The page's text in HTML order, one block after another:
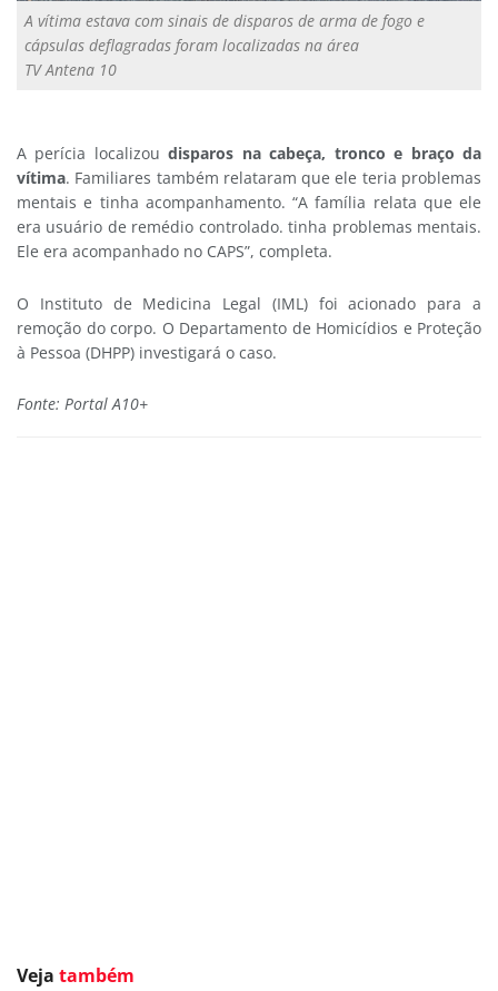
A vítima estava com sinais de disparos de arma de fogo e
cápsulas deflagradas foram localizadas na área
TV Antena 10
A perícia localizoudisparos na cabeça, tronco e braço da
vítima. Familiares também relataram que ele teria problemas
mentais e tinha acompanhamento. “A família relata que ele
era usuário de remédio controlado. tinha problemas mentais.
Ele era acompanhado no CAPS”, completa.
O Instituto de Medicina Legal (IML) foi acionado para a
remoção do corpo. O Departamento de Homicídios e Proteção
à Pessoa (DHPP) investigará o caso.
Fonte: Portal A10+
Veja também